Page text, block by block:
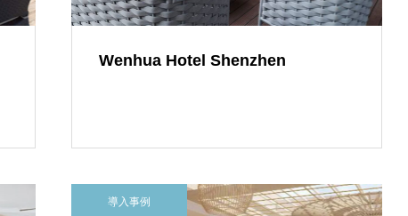
Wenhua Hotel Shenzhen
導入事例